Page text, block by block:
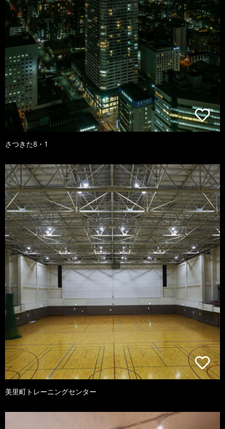
さつきた8・1
美里町トレーニングセンター